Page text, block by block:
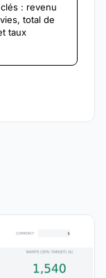
: revenu
total de
taux